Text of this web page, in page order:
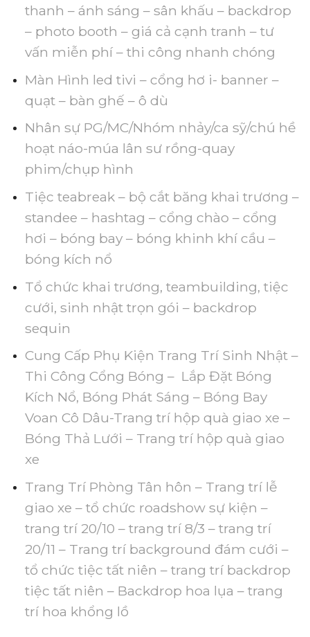
thanh – ánh sáng – sân khấu – backdrop
– photo booth – giá cả cạnh tranh – tư
vấn miễn phí – thi công nhanh chóng
Màn Hình led tivi – cổng hơ i- banner –
quạt – bàn ghế – ô dù
Nhân sự PG/MC/Nhóm nhảy/ca sỹ/chú hề
hoạt náo-múa lân sư rồng-quay
phim/chụp hình
Tiệc teabreak – bộ cắt băng khai trương –
standee – hashtag – cổng chào – cổng
hơi – bóng bay – bóng khinh khí cầu –
bóng kích nổ
Tổ chức khai trương, teambuilding, tiệc
cưới, sinh nhật trọn gói – backdrop
sequin
Cung Cấp Phụ Kiện Trang Trí Sinh Nhật –
Thi Công Cổng Bóng – Lắp Đặt Bóng
Kích Nổ, Bóng Phát Sáng – Bóng Bay
Voan Cô Dâu-Trang trí hộp quà giao xe –
Bóng Thả Lưới – Trang trí hộp quà giao
xe
Trang Trí Phòng Tân hôn – Trang trí lễ
giao xe – tổ chức roadshow sự kiện –
trang trí 20/10 – trang trí 8/3 – trang trí
20/11 – Trang trí background đám cưới –
tổ chức tiệc tất niên – trang trí backdrop
tiệc tất niên – Backdrop hoa lụa – trang
trí hoa khổng lồ